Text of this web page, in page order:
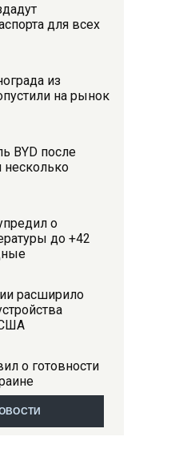
для всех
из
на рынок
BYD после
несколько
о
до +42
расширило
о готовности